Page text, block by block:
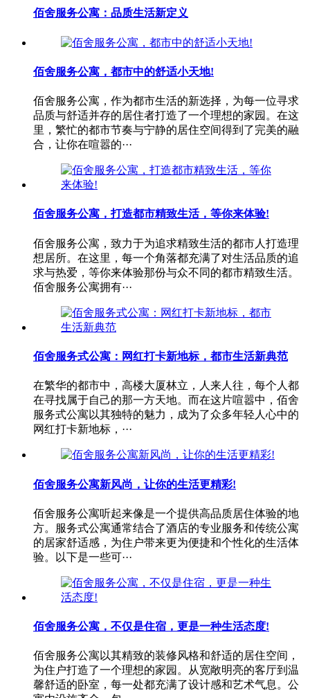
佰舍服务公寓：品质生活新定义
佰舍服务公寓，都市中的舒适小天地!
佰舍服务公寓，作为都市生活的新选择，为每一位寻求
品质与舒适并存的居住者打造了一个理想的家园。在这
里，繁忙的都市节奏与宁静的居住空间得到了完美的融
合，让你在喧嚣的···
佰舍服务公寓，打造都市精致生活，等你来体验!
佰舍服务公寓，致力于为追求精致生活的都市人打造理
想居所。在这里，每一个角落都充满了对生活品质的追
求与热爱，等你来体验那份与众不同的都市精致生活。
佰舍服务公寓拥有···
佰舍服务式公寓：网红打卡新地标，都市生活新典范
在繁华的都市中，高楼大厦林立，人来人往，每个人都
在寻找属于自己的那一方天地。而在这片喧嚣中，佰舍
服务式公寓以其独特的魅力，成为了众多年轻人心中的
网红打卡新地标，···
佰舍服务公寓新风尚，让你的生活更精彩!
佰舍服务公寓听起来像是一个提供高品质居住体验的地
方。服务式公寓通常结合了酒店的专业服务和传统公寓
的居家舒适感，为住户带来更为便捷和个性化的生活体
验。以下是一些可···
佰舍服务公寓，不仅是住宿，更是一种生活态度!
佰舍服务公寓以其精致的装修风格和舒适的居住空间，
为住户打造了一个理想的家园。从宽敞明亮的客厅到温
馨舒适的卧室，每一处都充满了设计感和艺术气息。公